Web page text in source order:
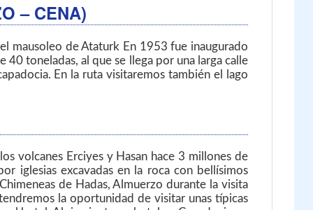
– CENA)
mausoleo de Ataturk En 1953 fue inaugurado
toneladas, al que se llega por una larga calle
En la ruta visitaremos también el lago
volcanes Erciyes y Hasan hace 3 millones de
iglesias excavadas en la roca con bellísimos
de Hadas, Almuerzo durante la visita
la oportunidad de visitar unas típicas